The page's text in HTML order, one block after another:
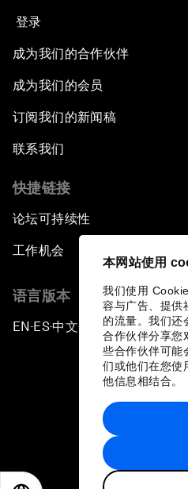
本网站使用
我们使用
容与广告、提供
的流量。我们还
合作伙伴分享您
些合作伙伴可能
们或他们在您使
他信息相结合。
登录
成为我们的合作伙伴
成为我们的会员
订阅我们的新闻稿
联系我们
快捷链接
论坛可持续性
工作机会
语言版本
EN ▪ES▪中文▪ 日本語
站点